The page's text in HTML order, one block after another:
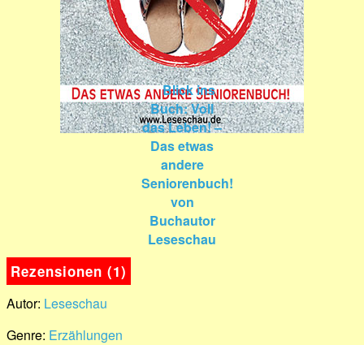
Rezensionen (1)
Autor: Leseschau
Genre: Erzählungen